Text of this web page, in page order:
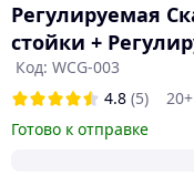
Регулируемая
стойки +
Код: WCG-003
4.8 (5)
Готово к отправке